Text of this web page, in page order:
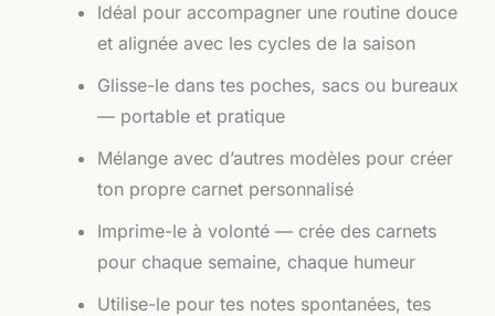
Idéal pour accompagner une routine douce
et alignée avec les cycles de la saison
Glisse-le dans tes poches, sacs ou bureaux
— portable et pratique
Mélange avec d’autres modèles pour créer
ton propre carnet personnalisé
Imprime-le à volonté — crée des carnets
pour chaque semaine, chaque humeur
Utilise-le pour tes notes spontanées, tes